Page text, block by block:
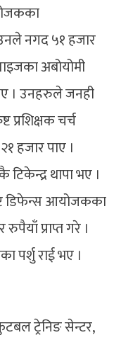
नगद ५१ हजार
अबोयोमी
। उनहरुले जनही
प्रशिक्षक चर्च
हजार पाए ।
टिकेन्द्र थापा भए ।
डिफेन्स आयोजकका
प्राप्त गरे ।
पर्शु राई भए ।
ट्रेनिङ सेन्टर,